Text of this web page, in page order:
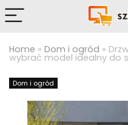
Home » Dom i ogród »
wybrać model idealny do
Dom i ogród